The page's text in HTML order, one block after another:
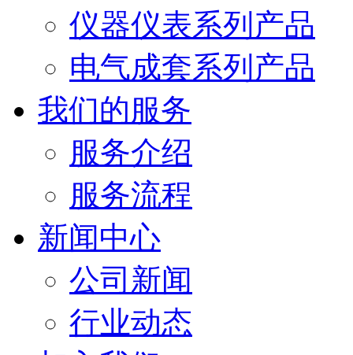
仪器仪表系列产品
电气成套系列产品
我们的服务
服务介绍
服务流程
新闻中心
公司新闻
行业动态